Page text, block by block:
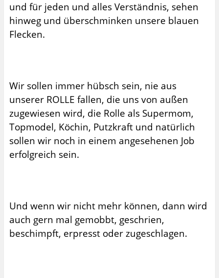
und für jeden und alles Verständnis, sehen
hinweg und überschminken unsere blauen
Flecken.
Wir sollen immer hübsch sein, nie aus
unserer ROLLE fallen, die uns von außen
zugewiesen wird, die Rolle als Supermom,
Topmodel, Köchin, Putzkraft und natürlich
sollen wir noch in einem angesehenen Job
erfolgreich sein.
Und wenn wir nicht mehr können, dann wird
auch gern mal gemobbt, geschrien,
beschimpft, erpresst oder zugeschlagen.